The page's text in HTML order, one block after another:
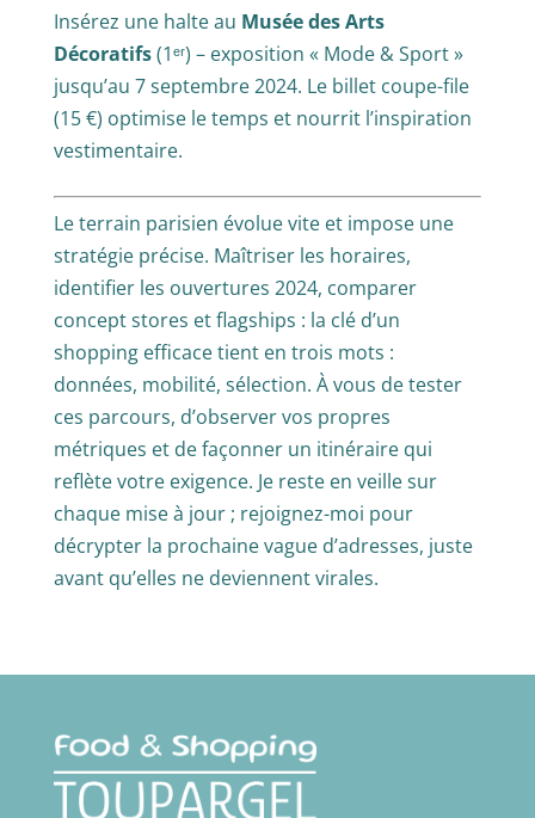
Insérez une halte au Musée des Arts
Décoratifs(1ᵉʳ) – exposition « Mode & Sport »
jusqu’au 7 septembre 2024. Le billet coupe-file
(15 €) optimise le temps et nourrit l’inspiration
vestimentaire.
Le terrain parisien évolue vite et impose une
stratégie précise. Maîtriser les horaires,
identifier les ouvertures 2024, comparer
concept stores et flagships : la clé d’un
shopping efficace tient en trois mots :
données, mobilité, sélection. À vous de tester
ces parcours, d’observer vos propres
métriques et de façonner un itinéraire qui
reflète votre exigence. Je reste en veille sur
chaque mise à jour ; rejoignez-moi pour
décrypter la prochaine vague d’adresses, juste
avant qu’elles ne deviennent virales.